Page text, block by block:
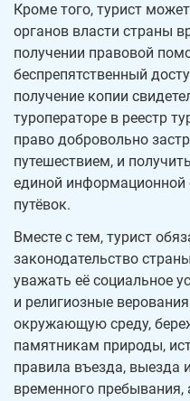
Кроме того, турист
органов власти страны
получении правовой
беспрепятственный
получение копии
туроператоре в реестр
право добровольно
путешествием, и
единой информационной
путёвок.
Вместе с тем, турист
законодательство
уважать её социальное
и религиозные
окружающую среду,
памятникам природы,
правила въезда, выезда
временного пребывания,